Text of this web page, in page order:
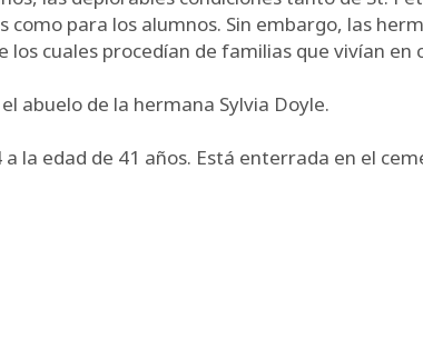
para los alumnos. Sin embargo, las
cuales procedían de familias que vivían
abuelo de la hermana Sylvia Doyle.
la edad de 41 años. Está enterrada en el